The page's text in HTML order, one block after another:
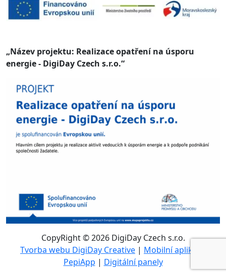
„Název projektu: Realizace opatření na úsporu
energie - DigiDay Czech s.r.o.“
CopyRight © 2026 DigiDay Czech s.r.o.
Tvorba webu DigiDay Creative | Mobilní aplikace
PepiApp | Digitální panely